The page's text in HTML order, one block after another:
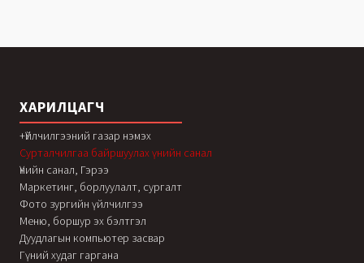
ХАРИЛЦАГЧ
+Үйлчилгээний газар нэмэх
Сурталчилгаа байршуулах үнийн санал
Үнийн санал, Гэрээ
Маркетинг, борлуулалт, сургалт
Фото зургийн үйлчилгээ
Меню, боршур эх бэлтгэл
Дуудлагын компьютер засвар
Гүний худаг гаргана